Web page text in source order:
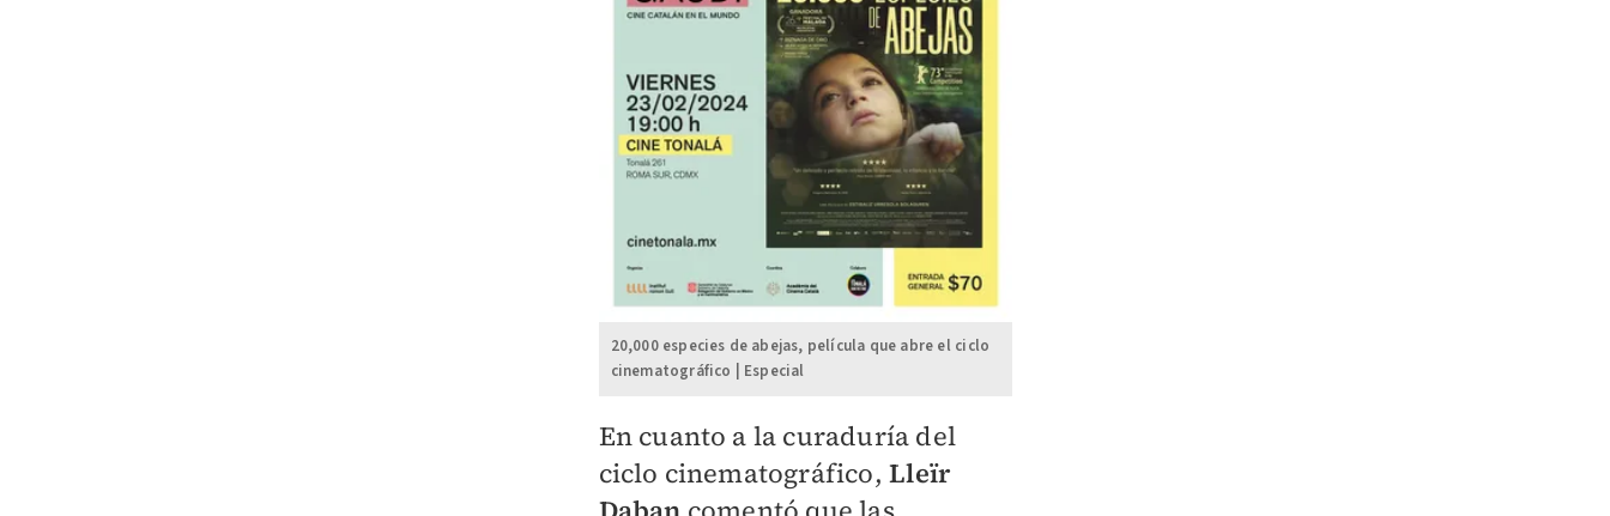
20,000 especies de abejas, película que abre el ciclo
cinematográfico | Especial
En cuanto a la curaduría del
ciclo cinematográfico,Lleïr